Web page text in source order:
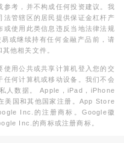
参考，并不构成任何投资建议。我
法管辖区的居民提供保证金杠杆产
或使用此类信息违反当地法律法规
或继续持有任何金融产品前，请
他相关文件。
用公共或共享计算机登入您的交
何计算机或移动设备。我们不会
人数据。 Apple，iPad，iPhone
国和其他国家注册。App Store
Inc.的注册商标。Google徽
Inc.的商标或注册商标。